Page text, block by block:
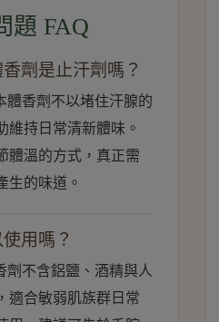
題 FAQ
劑是止汗劑嗎？
體香劑不以堵住汗腺的
維持日常清新體味。
體溫的方式，真正需
生的味道。
用嗎？
劑不含鋁鹽、酒精與人
適合敏弱肌族群日常